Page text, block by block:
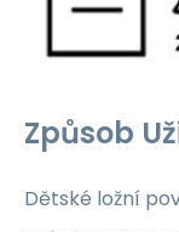
Způsob
Dětské ložní